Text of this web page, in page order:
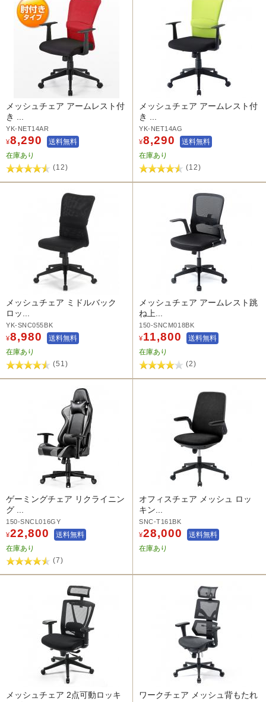
メッシュチェア アームレスト付
き ...
YK-NET14AR
¥8,290
送料無料
在庫あり
(12)
メッシュチェア アームレスト付
き ...
YK-NET14AG
¥8,290
送料無料
在庫あり
(12)
メッシュチェア ミドルバック
ロッ...
YK-SNC055BK
¥8,980
送料無料
在庫あり
(51)
メッシュチェア アームレスト跳
ね上...
150-SNCM018BK
¥11,800
送料無料
在庫あり
(2)
ゲーミングチェア リクライニン
グ ...
150-SNCL016GY
¥22,800
送料無料
在庫あり
(7)
オフィスチェア メッシュ ロッ
キン...
SNC-T161BK
¥28,000
送料無料
在庫あり
メッシュチェア 2点可動ロッキ
ワークチェア メッシュ背もたれ